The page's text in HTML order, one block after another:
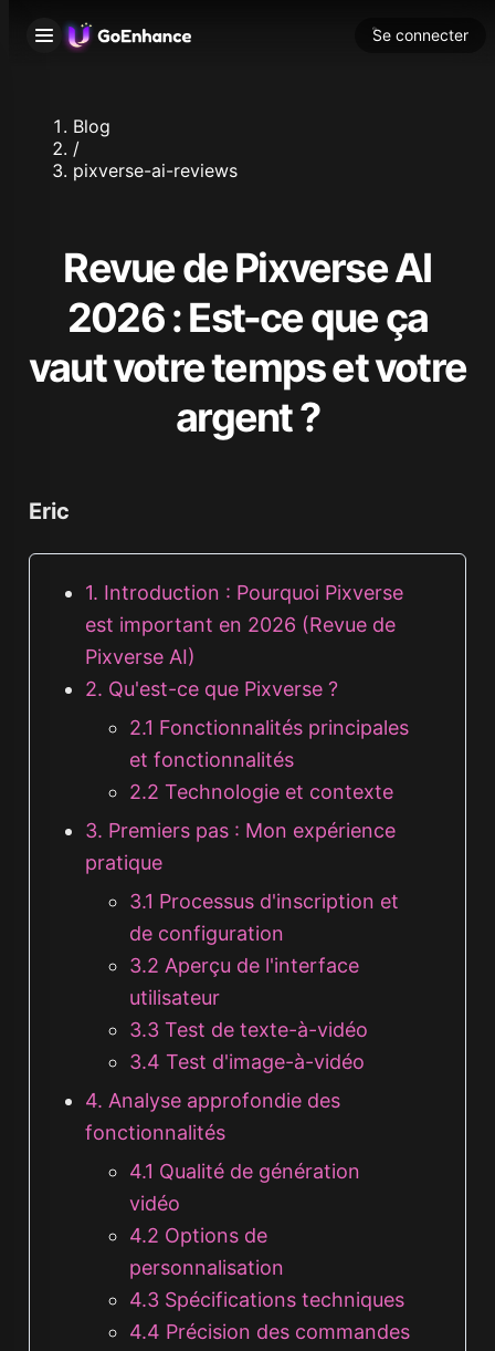
Se connecter
Blog
/
pixverse-ai-reviews
Revue de Pixverse AI
2026 : Est-ce que ça
vaut votre temps et votre
argent ?
Eric
1. Introduction : Pourquoi Pixverse
est important en 2026 (Revue de
Pixverse AI)
2. Qu'est-ce que Pixverse ?
2.1 Fonctionnalités principales
et fonctionnalités
2.2 Technologie et contexte
3. Premiers pas : Mon expérience
pratique
3.1 Processus d'inscription et
de configuration
3.2 Aperçu de l'interface
utilisateur
3.3 Test de texte-à-vidéo
3.4 Test d'image-à-vidéo
4. Analyse approfondie des
fonctionnalités
4.1 Qualité de génération
vidéo
4.2 Options de
personnalisation
4.3 Spécifications techniques
4.4 Précision des commandes